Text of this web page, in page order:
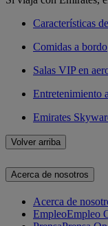
Características
Comidas a bordo
Salas VIP en
Entretenimiento
Emirates
Volver arriba
Acerca de nosotros
Acerca de
EmpleoEmpleo